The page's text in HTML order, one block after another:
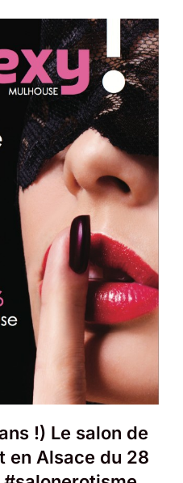
!) Le salon de
en Alsace du 28